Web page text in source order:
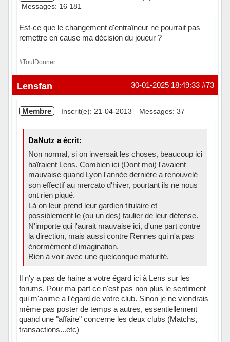
Messages: 16 181
Est-ce que le changement d'entraîneur ne pourrait pas
remettre en cause ma décision du joueur ?
#ToutDonner
Hors ligne #73
30-01-2025 18:49:33
Lensfan
Membre Inscrit(e): 21-04-2013 Messages: 37
DaNutz a écrit:
Non normal, si on inversait les choses, beaucoup ici
haïraient Lens. Combien ici (Dont moi) l'avaient
mauvaise quand Lyon l'année dernière a renouvelé
son effectif au mercato d'hiver, pourtant ils ne nous
ont rien piqué.
Là on leur prend leur gardien titulaire et
possiblement le (ou un des) taulier de leur défense.
N'importe qui l'aurait mauvaise ici, d'une part contre
la direction, mais aussi contre Rennes qui n'a pas
énormément d'imagination.
Rien à voir avec une quelconque maturité.
Il n'y a pas de haine a votre égard ici à Lens sur les
forums. Pour ma part ce n'est pas non plus le sentiment
qui m'anime a l'égard de votre club. Sinon je ne viendrais
même pas poster de temps a autres, essentiellement
quand une "affaire" concerne les deux clubs (Matchs,
transactions...etc)